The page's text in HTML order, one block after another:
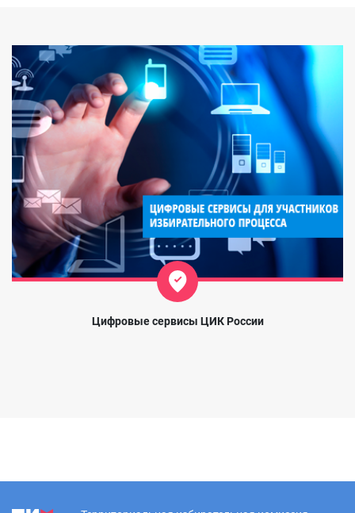
Цифровые сервисы ЦИК России